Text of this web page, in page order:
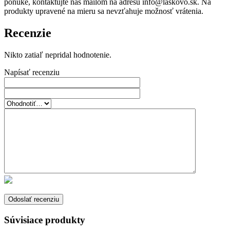
ponuke, kontaktujte nás mailom na adresu info@laskovo.sk. Na
produkty upravené na mieru sa nevzťahuje možnosť vrátenia.
Recenzie
Nikto zatiaľ nepridal hodnotenie.
Napísať recenziu
Súvisiace produkty